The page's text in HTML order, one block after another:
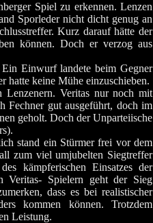
Spiel zu erkennen. Lenzen
Sporleder nicht dicht genug an
Kurz darauf hätte der
können. Doch er verzog aus
Einwurf landete beim Gegner
hatte keine Mühe einzuschieben.
Veritas nur noch mit
Fechner gut ausgeführt, doch im
geholt. Doch der Unparteiische
stand ein Stürmer frei vor dem
zum viel umjubelten Siegtreffer
kämpferischen Einsatzes der
Veritas- Spielern geht der Sieg
dass es bei realistischer
kommen können. Trotzdem
Leistung.